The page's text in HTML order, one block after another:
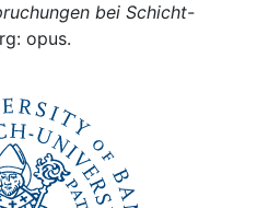
bei Schicht-
opus.